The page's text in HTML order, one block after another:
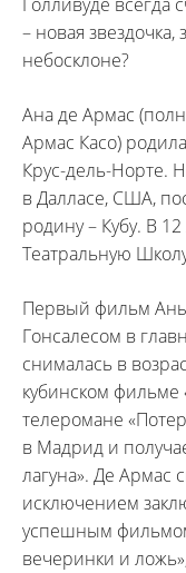
– новая
небосклоне?
Ана де Армас
Армас Касо)
Крус-дель-Норте.
в Далласе, США,
родину – Кубу. В
Театральную
Первый фильм Аны
Гонсалесом в
снималась в
кубинском фильме
телеромане
в Мадрид и
лагуна». Де Армас
исключением
успешным
вечеринки и